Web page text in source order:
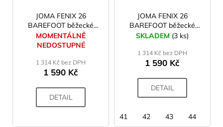
JOMA FENIX 26
BAREFOOT běžecké
boty pánské black
MOMENTÁLNĚ
NEDOSTUPNÉ
1 314 Kč bez DPH
1 590 Kč
DETAIL
JOMA FENIX 26
BAREFOOT běžecké
boty pánské blue
SKLADEM (3 ks)
1 314 Kč bez DPH
1 590 Kč
DETAIL
41 42 43 44